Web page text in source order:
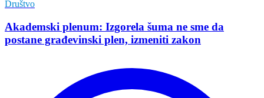
Društvo
Akademski plenum: Izgorela šuma ne sme da
postane građevinski plen, izmeniti zakon